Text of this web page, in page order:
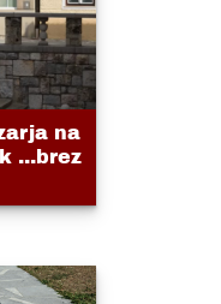
na
...brez